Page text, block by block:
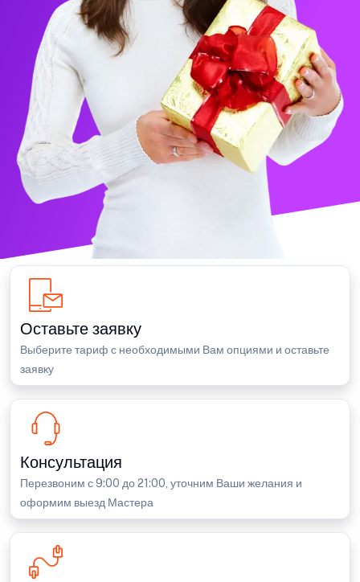
Оставьте заявку
Выберите тариф с необходимыми Вам опциями и оставьте
заявку
Консультация
Перезвоним с 9:00 до 21:00, уточним Ваши желания и
оформим выезд Мастера